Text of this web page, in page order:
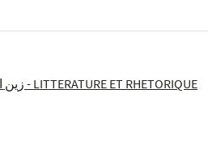
زين 800 - LITTERATURE ET RHETORIQUE